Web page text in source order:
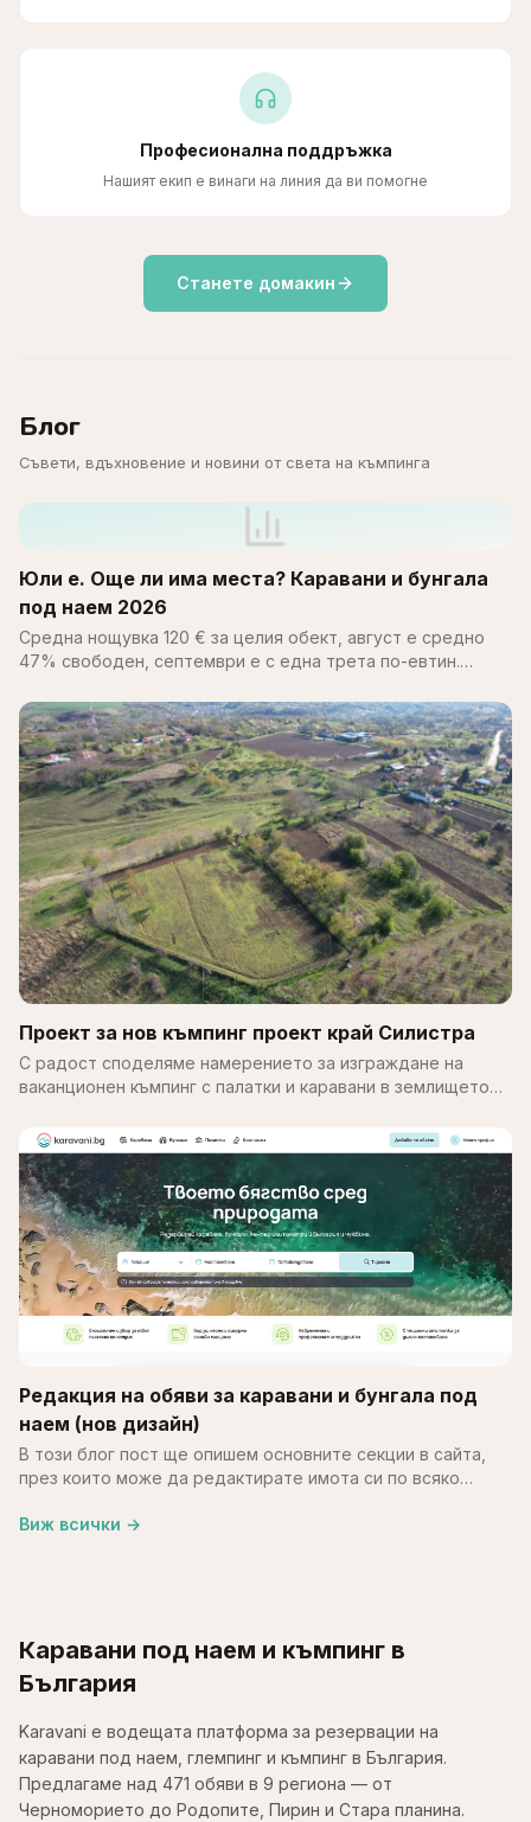
Професионална поддръжка
Нашият екип е винаги на линия да ви помогне
Станете домакин
Блог
Съвети, вдъхновение и новини от света на къмпинга
Юли е. Още ли има места? Каравани и бунгала
под наем 2026
Средна нощувка 120 € за целия обект, август е средно
47% свободен, септември е с една трета по-евтин.
по Черноморието 2026.
Проект за нов къмпинг проект край Силистра
С радост споделяме намерението за изграждане на
ваканционен къмпинг с палатки и каравани в землището
терен…
Редакция на обяви за каравани и бунгала под
наем (нов дизайн)
В този блог пост ще опишем основните секции в сайта,
през които може да редактирате имота си по всяко
системата…
Виж всички →
Каравани под наем и къмпинг в
България
Karavani е водещата платформа за резервации на
каравани под наем, глемпинг и къмпинг в България.
Предлагаме над 471 обяви в 9 региона — от
Черноморието до Родопите, Пирин и Стара планина.